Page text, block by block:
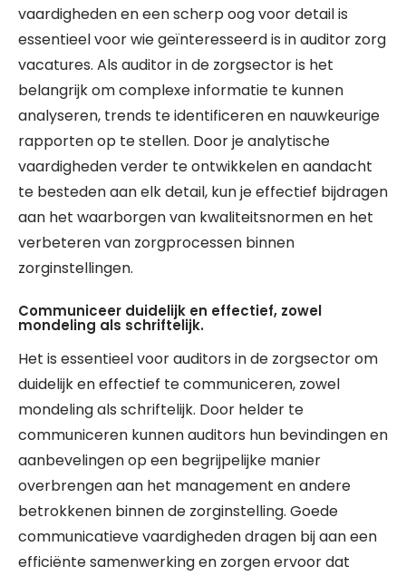
vaardigheden en een scherp oog voor detail is
essentieel voor wie geïnteresseerd is in auditor zorg
vacatures. Als auditor in de zorgsector is het
belangrijk om complexe informatie te kunnen
analyseren, trends te identificeren en nauwkeurige
rapporten op te stellen. Door je analytische
vaardigheden verder te ontwikkelen en aandacht
te besteden aan elk detail, kun je effectief bijdragen
aan het waarborgen van kwaliteitsnormen en het
verbeteren van zorgprocessen binnen
zorginstellingen.
Communiceer duidelijk en effectief, zowel
mondeling als schriftelijk.
Het is essentieel voor auditors in de zorgsector om
duidelijk en effectief te communiceren, zowel
mondeling als schriftelijk. Door helder te
communiceren kunnen auditors hun bevindingen en
aanbevelingen op een begrijpelijke manier
overbrengen aan het management en andere
betrokkenen binnen de zorginstelling. Goede
communicatieve vaardigheden dragen bij aan een
efficiënte samenwerking en zorgen ervoor dat